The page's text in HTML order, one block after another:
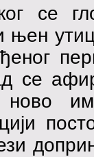
се
се
ново